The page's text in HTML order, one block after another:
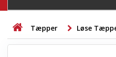
STUE
Tæpper Løse